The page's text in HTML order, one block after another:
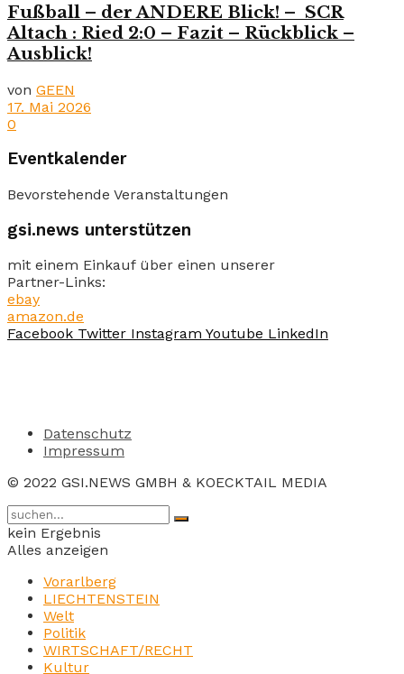
Fußball – der ANDERE Blick! – SCR
Altach : Ried 2:0 – Fazit – Rückblick –
Ausblick!
von GEEN
17. Mai 2026
0
Eventkalender
Bevorstehende Veranstaltungen
gsi.news unterstützen
mit einem Einkauf über einen unserer
Partner-Links:
ebay
amazon.de
Facebook Twitter Instagram Youtube LinkedIn
Datenschutz
Impressum
© 2022 GSI.NEWS GMBH & KOECKTAIL MEDIA
kein Ergebnis
Alles anzeigen
Vorarlberg
LIECHTENSTEIN
Welt
Politik
WIRTSCHAFT/RECHT
Kultur